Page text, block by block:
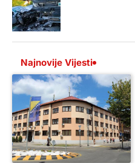
Najnovije Vijesti